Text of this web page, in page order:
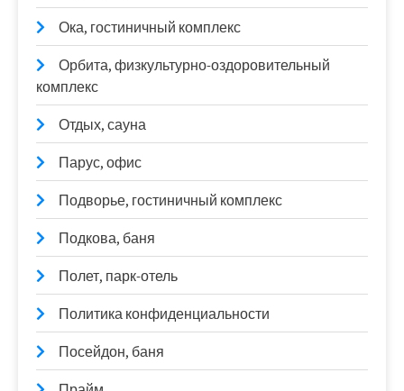
Ока, гостиничный комплекс
Орбита, физкультурно-оздоровительный
комплекс
Отдых, сауна
Парус, офис
Подворье, гостиничный комплекс
Подкова, баня
Полет, парк-отель
Политика конфиденциальности
Посейдон, баня